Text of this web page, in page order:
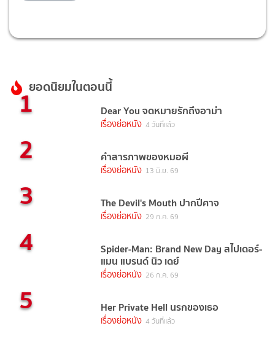
ยอดนิยมในตอนนี้
1 Dear You จดหมายรักถึงอาม่า
เรื่องย่อหนัง 4 วันที่แล้ว
2 คำสารภาพของหมอผี
เรื่องย่อหนัง 13 มิ.ย. 69
3 The Devil's Mouth ปากปีศาจ
เรื่องย่อหนัง 29 ก.ค. 69
4 Spider-Man: Brand New Day สไปเดอร์-
แมน แบรนด์ นิว เดย์
เรื่องย่อหนัง 26 ก.ค. 69
5 Her Private Hell นรกของเธอ
เรื่องย่อหนัง 4 วันที่แล้ว